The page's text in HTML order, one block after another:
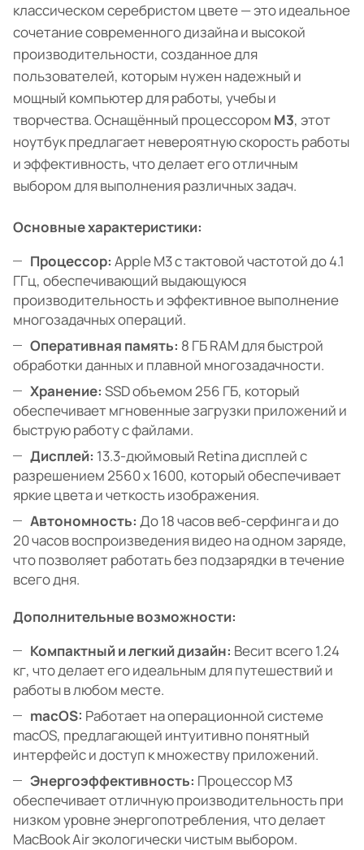
классическом серебристом цвете — это идеальное
сочетание современного дизайна и высокой
производительности, созданное для
пользователей, которым нужен надежный и
мощный компьютер для работы, учебы и
творчества. Оснащённый процессором M3, этот
ноутбук предлагает невероятную скорость работы
и эффективность, что делает его отличным
выбором для выполнения различных задач.
Основные характеристики:
Процессор: Apple M3 с тактовой частотой до 4.1
ГГц, обеспечивающий выдающуюся
производительность и эффективное выполнение
многозадачных операций.
Оперативная память: 8 ГБ RAM для быстрой
обработки данных и плавной многозадачности.
Хранение: SSD объемом 256 ГБ, который
обеспечивает мгновенные загрузки приложений и
быструю работу с файлами.
Дисплей: 13.3-дюймовый Retina дисплей с
разрешением 2560 x 1600, который обеспечивает
яркие цвета и четкость изображения.
Автономность: До 18 часов веб-серфинга и до
20 часов воспроизведения видео на одном заряде,
что позволяет работать без подзарядки в течение
всего дня.
Дополнительные возможности:
Компактный и легкий дизайн: Весит всего 1.24
кг, что делает его идеальным для путешествий и
работы в любом месте.
macOS: Работает на операционной системе
macOS, предлагающей интуитивно понятный
интерфейс и доступ к множеству приложений.
Энергоэффективность: Процессор M3
обеспечивает отличную производительность при
низком уровне энергопотребления, что делает
MacBook Air экологически чистым выбором.